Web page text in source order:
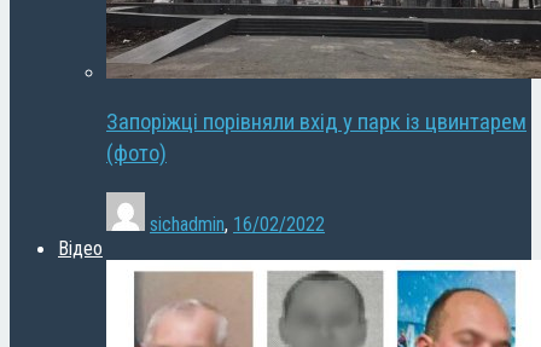
Запоріжці порівняли вхід у парк із цвинтарем
(фото)
sichadmin, 16/02/2022
Відео